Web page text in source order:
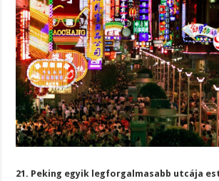
21. Peking egyik legforgalmasabb utcája